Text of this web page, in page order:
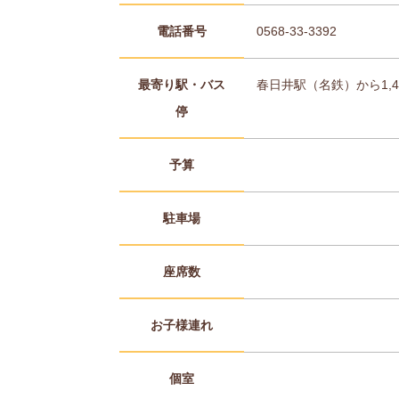
電話番号 0568-33-3392
最寄り駅・バス
停
春日井駅（名鉄）から
予算
駐車場
座席数
お子様連れ
個室